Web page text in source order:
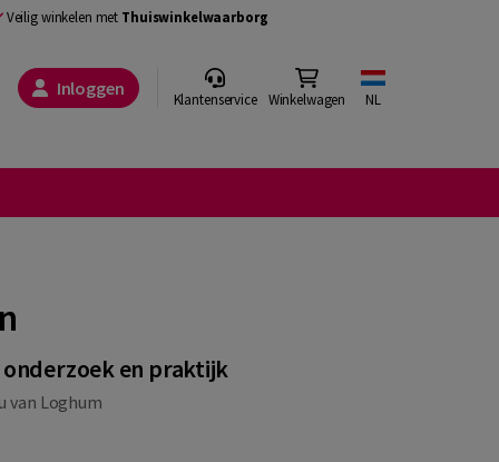
Veilig winkelen met Thuiswinkelwaarborg
Inloggen Klantenservice Winkelwagen NL
en praktijk
van Loghum